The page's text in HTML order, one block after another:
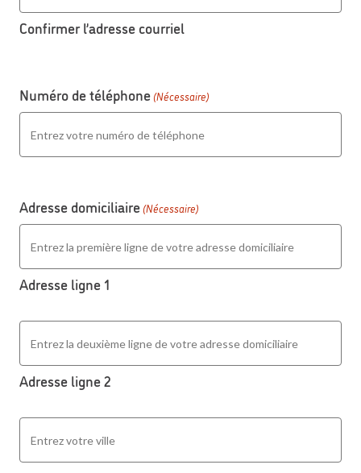
Confirmer l’adresse courriel
Numéro de téléphone (Nécessaire)
Adresse domiciliaire (Nécessaire)
Adresse ligne 1
Adresse ligne 2